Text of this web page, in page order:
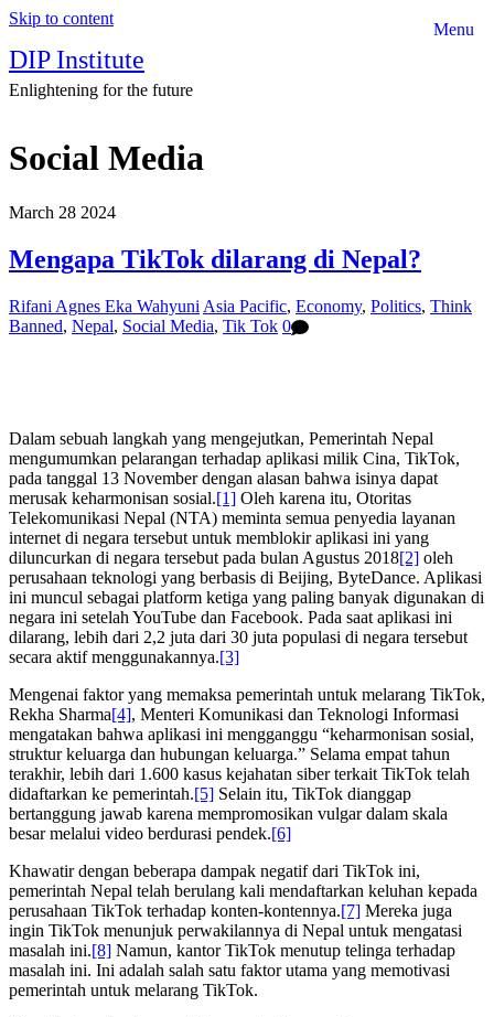
Skip to content
Menu
DIP Institute
Enlightening for the future
Social Media
March 28 2024
Mengapa TikTok dilarang di Nepal?
Rifani Agnes Eka Wahyuni Asia Pacific, Economy, Politics, Think
Banned, Nepal, Social Media, Tik Tok 0
Dalam sebuah langkah yang mengejutkan, Pemerintah Nepal
mengumumkan pelarangan terhadap aplikasi milik Cina, TikTok,
pada tanggal 13 November dengan alasan bahwa isinya dapat
merusak keharmonisan sosial.[1] Oleh karena itu, Otoritas
Telekomunikasi Nepal (NTA) meminta semua penyedia layanan
internet di negara tersebut untuk memblokir aplikasi ini yang
diluncurkan di negara tersebut pada bulan Agustus 2018[2] oleh
perusahaan teknologi yang berbasis di Beijing, ByteDance. Aplikasi
ini muncul sebagai platform ketiga yang paling banyak digunakan di
negara ini setelah YouTube dan Facebook. Pada saat aplikasi ini
dilarang, lebih dari 2,2 juta dari 30 juta populasi di negara tersebut
secara aktif menggunakannya.[3]
Mengenai faktor yang memaksa pemerintah untuk melarang TikTok,
Rekha Sharma[4], Menteri Komunikasi dan Teknologi Informasi
mengatakan bahwa aplikasi ini mengganggu “keharmonisan sosial,
struktur keluarga dan hubungan keluarga.” Selama empat tahun
terakhir, lebih dari 1.600 kasus kejahatan siber terkait TikTok telah
didaftarkan ke pemerintah.[5] Selain itu, TikTok dianggap
bertanggung jawab karena mempromosikan vulgar dalam skala
besar melalui video berdurasi pendek.[6]
Khawatir dengan beberapa dampak negatif dari TikTok ini,
pemerintah Nepal telah berulang kali mendaftarkan keluhan kepada
perusahaan TikTok terhadap konten-kontennya.[7] Mereka juga
ingin TikTok menunjuk perwakilannya di Nepal untuk mengatasi
masalah ini.[8] Namun, kantor TikTok menutup telinga terhadap
masalah ini. Ini adalah salah satu faktor utama yang memotivasi
pemerintah untuk melarang TikTok.